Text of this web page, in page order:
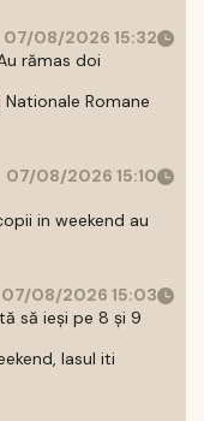
07/08/2026 15:32
rămas doi
Romane
07/08/2026 15:10
in weekend au
07/08/2026 15:03
să ieși pe 8 și 9
Iasul iti